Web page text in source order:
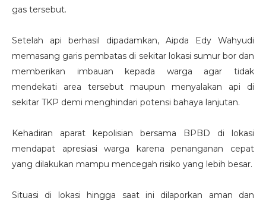
gas tersebut.
Setelah api berhasil dipadamkan, Aipda Edy Wahyudi
memasang garis pembatas di sekitar lokasi sumur bor dan
memberikan imbauan kepada warga agar tidak
mendekati area tersebut maupun menyalakan api di
sekitar TKP demi menghindari potensi bahaya lanjutan.
Kehadiran aparat kepolisian bersama BPBD di lokasi
mendapat apresiasi warga karena penanganan cepat
yang dilakukan mampu mencegah risiko yang lebih besar.
Situasi di lokasi hingga saat ini dilaporkan aman dan